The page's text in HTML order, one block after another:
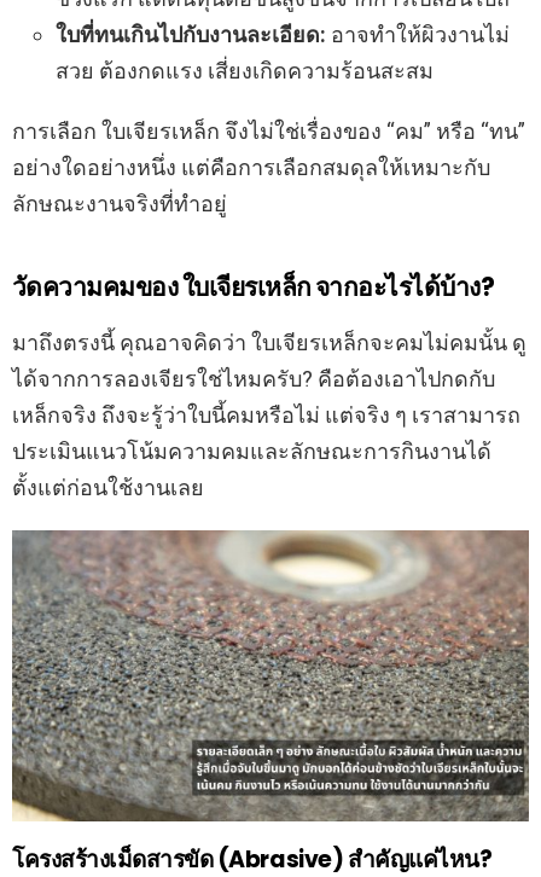
ใบที่ทนเกินไปกับงานละเอียด: อาจทำให้ผิวงานไม่
สวย ต้องกดแรง เสี่ยงเกิดความร้อนสะสม
การเลือก ใบเจียรเหล็ก จึงไม่ใช่เรื่องของ “คม” หรือ “ทน”
อย่างใดอย่างหนึ่ง แต่คือการเลือกสมดุลให้เหมาะกับ
ลักษณะงานจริงที่ทำอยู่
วัดความคมของ ใบเจียรเหล็ก จากอะไรได้บ้าง?
มาถึงตรงนี้ คุณอาจคิดว่า ใบเจียรเหล็กจะคมไม่คมนั้น ดู
ได้จากการลองเจียรใช่ไหมครับ? คือต้องเอาไปกดกับ
เหล็กจริง ถึงจะรู้ว่าใบนี้คมหรือไม่ แต่จริง ๆ เราสามารถ
ประเมินแนวโน้มความคมและลักษณะการกินงานได้
ตั้งแต่ก่อนใช้งานเลย
โครงสร้างเม็ดสารขัด (Abrasive) สำคัญแค่ไหน?